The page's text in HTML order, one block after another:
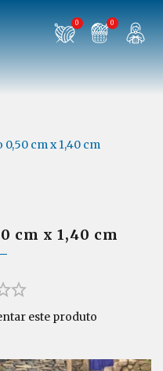
0 0
0,50 cm x 1,40 cm
cm x 1,40 cm
este produto